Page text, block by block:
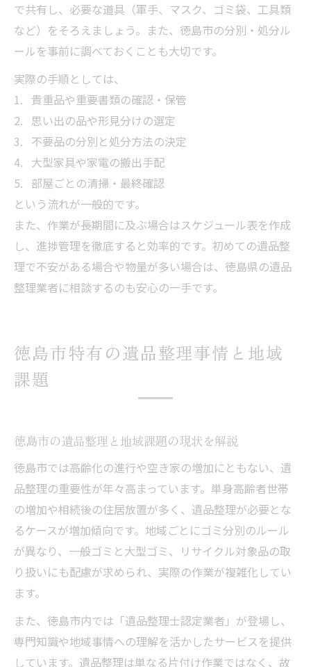
で共有し、必要な道具（軍手、マスク、ゴミ袋、工具類
など）をそろえましょう。また、徳島市の分別・処分ル
ールを事前に調べておくことも大切です。
実際の手順としては、
貴重品や重要書類の確認・保管
思い出の品や形見分けの選定
不要品の分別と処分方法の決定
大型家具や家電の搬出手配
部屋ごとの清掃・最終確認
という流れが一般的です。
また、作業が長期間に及ぶ場合はスケジュール表を作成
し、進捗管理を徹底すると効率的です。初めての遺品整
理で不安がある場合や物量が多い場合は、徳島県の遺品
整理業者に相談するのも安心の一手です。
徳島市特有の遺品整理事情と地域
課題
徳島市の遺品整理と地域課題の現状を解説
徳島市では高齢化の進行や空き家の増加にともない、遺
品整理の重要性が年々高まっています。単身高齢者世帯
の増加や相続後の住居放置が多く、遺品整理が必要とな
るケースが増加傾向です。地域ごとにゴミ分別のルール
が異なり、一般ゴミと大型ゴミ、リサイクル対象品の取
り扱いにも配慮が求められ、実際の作業が複雑化してい
ます。
また、徳島市内では「遺品整理士認定業者」が登場し、
専門知識や地域事情への理解を活かしたサービスを提供
しています。遺品整理は単なる片付け作業ではなく、故